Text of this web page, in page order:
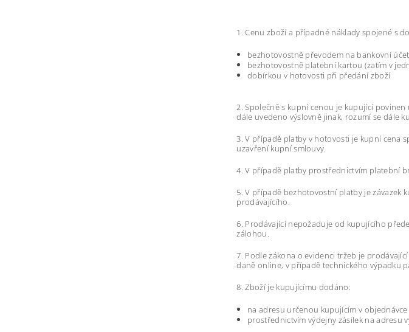
1. Cenu zboží a případné náklady spojené s
bezhotovostně převodem na bankovní
bezhotovostně platební kartou (zatím v
dobírkou v hotovosti při předání zboží
2. Společně s kupní cenou je kupující
dále uvedeno výslovně jinak, rozumí se dále
3. V případě platby v hotovosti je kupní cena
uzavření kupní smlouvy.
4. V případě platby prostřednictvím platební
5. V případě bezhotovostní platby je
prodávajícího.
6. Prodávající nepožaduje od kupujícího
zálohou.
7. Podle zákona o evidenci tržeb je
daně online, v případě technického výpadku
8. Zboží je kupujícímu dodáno:
na adresu určenou kupujícím v objednávce
prostřednictvím výdejny zásilek na adresu